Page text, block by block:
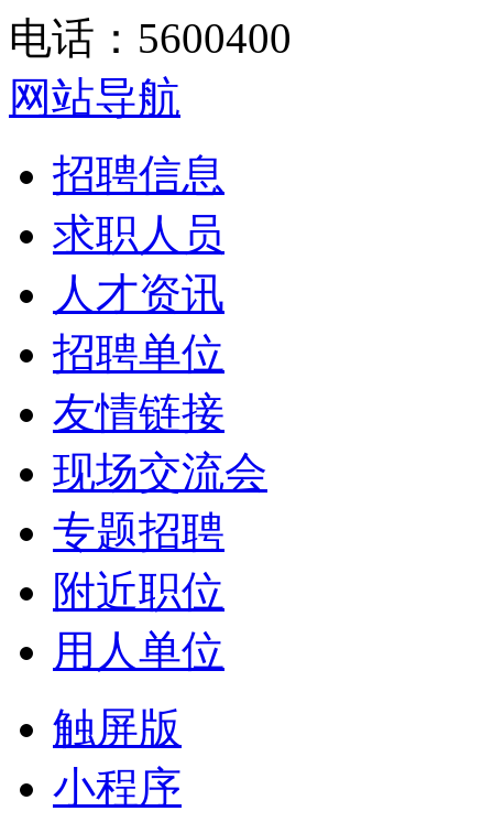
电话：5600400
网站导航
招聘信息
求职人员
人才资讯
招聘单位
友情链接
现场交流会
专题招聘
附近职位
用人单位
触屏版
小程序